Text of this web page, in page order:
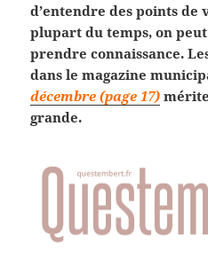
d’entendre des points de
plupart du temps, on peut
prendre connaissance.
dans le magazine
décembre (page 17)
grande.